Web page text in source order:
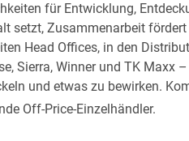
für Entwicklung,
setzt, Zusammenarbeit
Head Offices, in den
Sierra, Winner und TK Maxx
und etwas zu bewirken.
Off-Price-Einzelhändler.